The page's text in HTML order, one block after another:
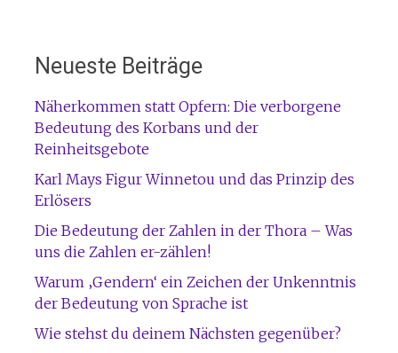
Neueste Beiträge
Näherkommen statt Opfern: Die verborgene
Bedeutung des Korbans und der
Reinheitsgebote
Karl Mays Figur Winnetou und das Prinzip des
Erlösers
Die Bedeutung der Zahlen in der Thora – Was
uns die Zahlen er-zählen!
Warum ‚Gendern‘ ein Zeichen der Unkenntnis
der Bedeutung von Sprache ist
Wie stehst du deinem Nächsten gegenüber?